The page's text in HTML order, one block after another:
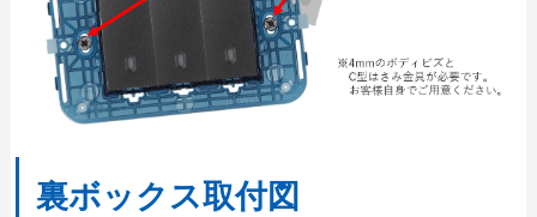
裏ボックス取付図